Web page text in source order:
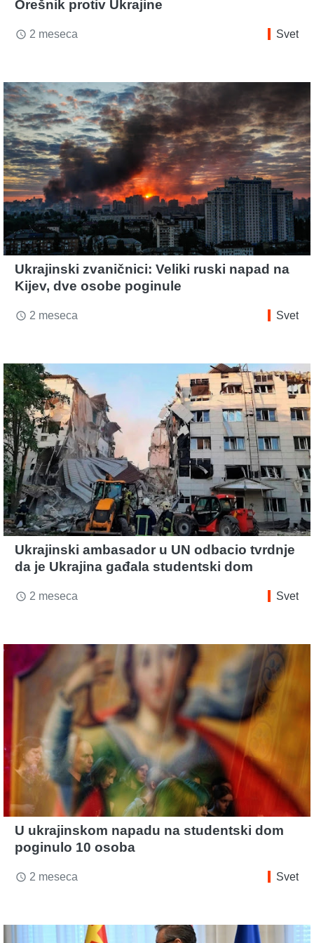
Orešnik protiv Ukrajine
access_time 2 meseca Svet
Ukrajinski zvaničnici: Veliki ruski napad na
Kijev, dve osobe poginule
access_time 2 meseca Svet
Ukrajinski ambasador u UN odbacio tvrdnje
da je Ukrajina gađala studentski dom
access_time 2 meseca Svet
U ukrajinskom napadu na studentski dom
poginulo 10 osoba
access_time 2 meseca Svet